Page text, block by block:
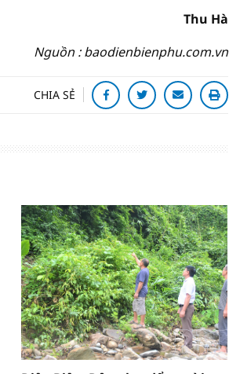
Thu Hà
Nguồn : baodienbienphu.com.vn
CHIA SẺ